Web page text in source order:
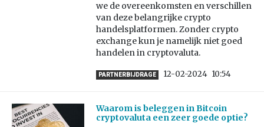
we de overeenkomsten en verschillen
van deze belangrijke crypto
handelsplatformen. Zonder crypto
exchange kun je namelijk niet goed
handelen in cryptovaluta.
PARTNERBIJDRAGE 12-02-2024 10:54
Waarom is beleggen in Bitcoin
cryptovaluta een zeer goede optie?